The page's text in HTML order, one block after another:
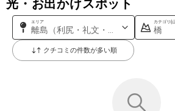
光・お出かけスポット
エリア
離島（利尻・礼文・天売・焼尻）
カテゴリ(
橋
クチコミの件数が多い順